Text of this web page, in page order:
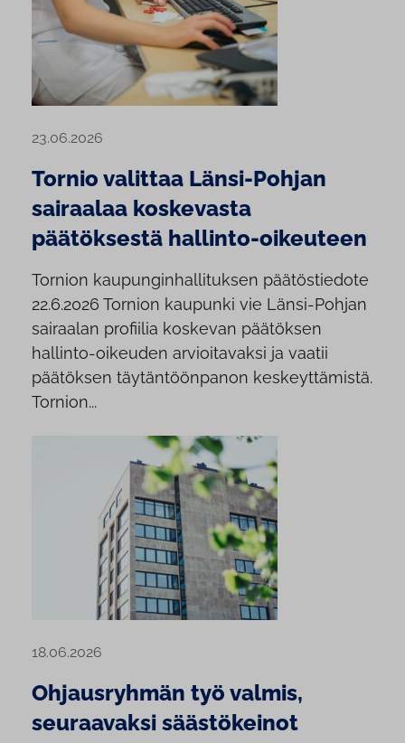
23.06.2026
Tornio valittaa Länsi-Pohjan
sairaalaa koskevasta
päätöksestä hallinto-oikeuteen
Tornion kaupunginhallituksen päätöstiedote
22.6.2026 Tornion kaupunki vie Länsi-Pohjan
sairaalan profiilia koskevan päätöksen
hallinto-oikeuden arvioitavaksi ja vaatii
päätöksen täytäntöönpanon keskeyttämistä.
Tornion...
18.06.2026
Ohjausryhmän työ valmis,
seuraavaksi säästökeinot